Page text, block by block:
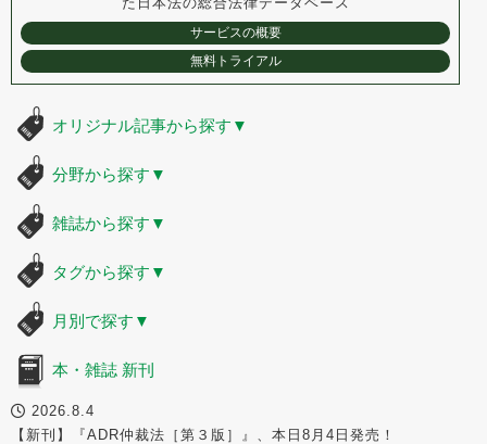
サービスの概要
無料トライアル
オリジナル記事から探す ▼
分野から探す ▼
雑誌から探す ▼
タグから探す ▼
月別で探す ▼
本・雑誌 新刊
2026.8.4
【新刊】『ADR仲裁法［第３版］』、本日8月4日発売！